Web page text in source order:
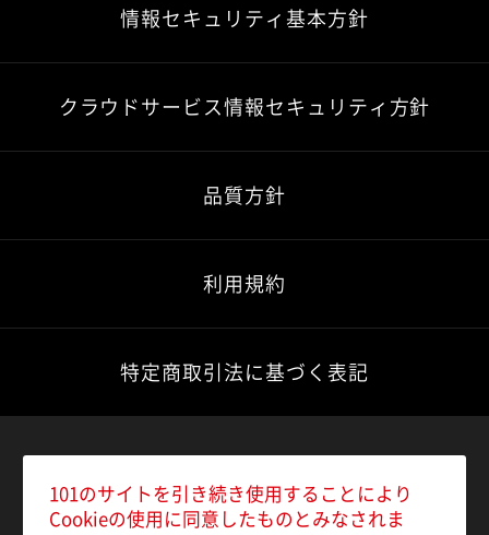
情報セキュリティ基本方針
クラウドサービス情報セキュリティ方針
品質方針
利用規約
特定商取引法に基づく表記
101のサイトを引き続き使用することにより
Cookieの使用に同意したものとみなされま